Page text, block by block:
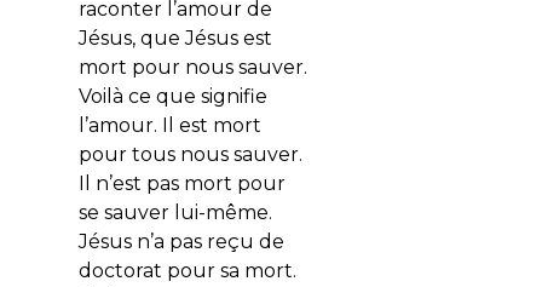
raconter l’amour de
Jésus, que Jésus est
mort pour nous sauver.
Voilà ce que signifie
l’amour. Il est mort
pour tous nous sauver.
Il n’est pas mort pour
se sauver lui-même.
Jésus n’a pas reçu de
doctorat pour sa mort.